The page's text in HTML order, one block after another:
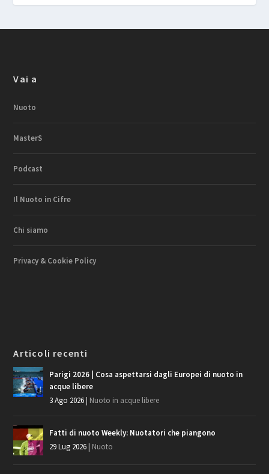
Vai a
Nuoto
MasterS
Podcast
Il Nuoto in Cifre
Chi siamo
Privacy & Cookie Policy
Articoli recenti
Parigi 2026 | Cosa aspettarsi dagli Europei di nuoto in
acque libere
3 Ago 2026 Nuoto in acque libere
Fatti di nuoto Weekly: Nuotatori che piangono
29 Lug 2026 Nuoto